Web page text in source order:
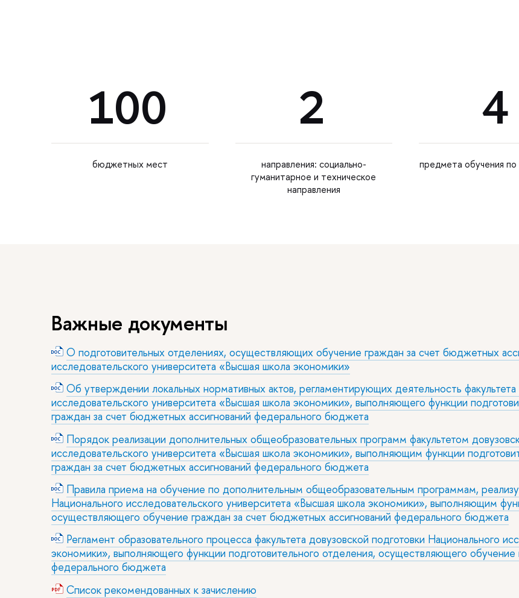
100
бюджетных мест
2
направления: социально-
гуманитарное и техническое
направления
4
предмета обучения
Важные документы
О подготовительных отделениях, осуществляющих обучение граждан за счет бюджетных
исследовательского университета «Высшая школа экономики»
Об утверждении локальных нормативных актов, регламентирующих деятельность факультета
исследовательского университета «Высшая школа экономики», выполняющего функции
граждан за счет бюджетных ассигнований федерального бюджета
Порядок реализации дополнительных общеобразовательных программ факультетом
исследовательского университета «Высшая школа экономики», выполняющим функции
граждан за счет бюджетных ассигнований федерального бюджета
Правила приема на обучение по дополнительным общеобразовательным программам,
Национального исследовательского университета «Высшая школа экономики», выполняющим
осуществляющего обучение граждан за счет бюджетных ассигнований федерального бюджета
Регламент образовательного процесса факультета довузовской подготовки Национального
экономики», выполняющего функции подготовительного отделения, осуществляющего
федерального бюджета
Список рекомендованных к зачислению